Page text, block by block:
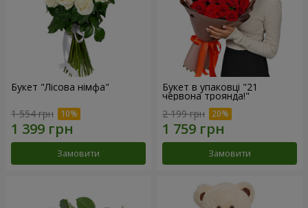
Букет "Лісова німфа"
1 554 грн
Замовити
Букет в упаковці "21
червона троянда!"
2 199 грн
Замовити